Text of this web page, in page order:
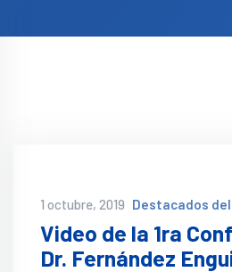
1 octubre, 2019 Destacados del
Video de la 1ra
Dr. Fernández